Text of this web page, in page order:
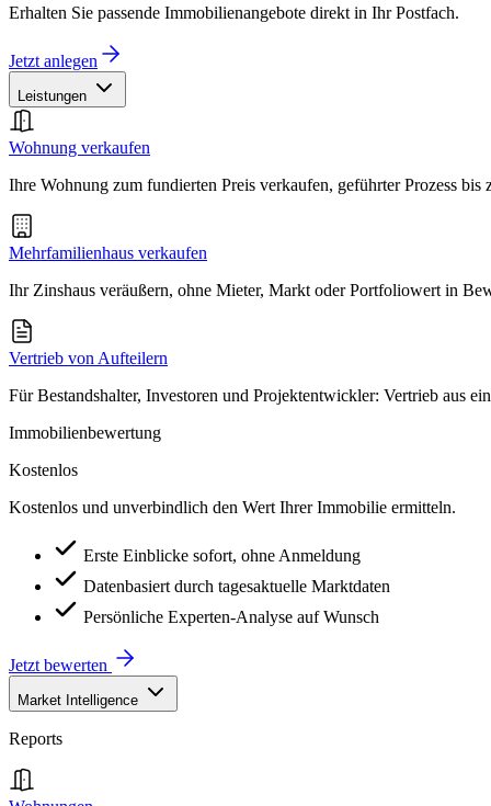
Erhalten Sie passende Immobilienangebote direkt in Ihr Postfach.
Jetzt anlegen
Leistungen
Wohnung verkaufen
Ihre Wohnung zum fundierten Preis verkaufen, geführter Prozess bis
Mehrfamilienhaus verkaufen
Ihr Zinshaus veräußern, ohne Mieter, Markt oder Portfoliowert in
Vertrieb von Aufteilern
Für Bestandshalter, Investoren und Projektentwickler: Vertrieb aus
Immobilienbewertung
Kostenlos
Kostenlos und unverbindlich den Wert Ihrer Immobilie ermitteln.
Erste Einblicke sofort, ohne Anmeldung
Datenbasiert durch tagesaktuelle Marktdaten
Persönliche Experten-Analyse auf Wunsch
Jetzt bewerten
Market Intelligence
Reports